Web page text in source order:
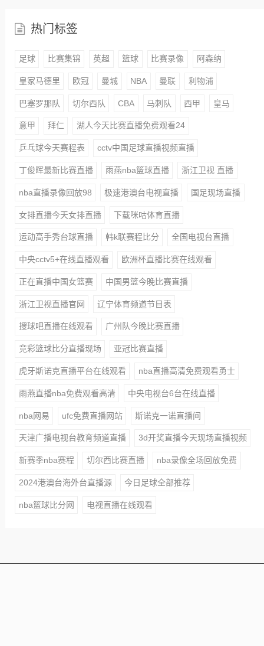
热门标签
足球 比赛集锦 英超 篮球 比赛录像 阿森纳
皇家马德里 欧冠 曼城 NBA 曼联 利物浦
巴塞罗那队 切尔西队 CBA 马刺队 西甲 皇马
意甲 拜仁 湖人今天比赛直播免费观看24
乒乓球今天赛程表 cctv中国足球直播视频直播
丁俊晖最新比赛直播 雨燕nba篮球直播 浙江卫视 直播
nba直播录像回放98 极速港澳台电视直播 国足现场直播
女排直播今天女排直播 下载咪咕体育直播
运动高手秀台球直播 韩k联赛程比分 全国电视台直播
中央cctv5+在线直播观看 欧洲杯直播比赛在线观看
正在直播中国女篮赛 中国男篮今晚比赛直播
浙江卫视直播官网 辽宁体育频道节目表
搜球吧直播在线观看 广州队今晚比赛直播
竞彩篮球比分直播现场 亚冠比赛直播
虎牙斯诺克直播平台在线观看 nba直播高清免费观看勇士
雨燕直播nba免费观看高清 中央电视台6台在线直播
nba网易 ufc免费直播网站 斯诺克一诺直播间
天津广播电视台教育频道直播 3d开奖直播今天现场直播视频
新赛季nba赛程 切尔西比赛直播 nba录像全场回放免费
2024港澳台海外台直播源 今日足球全部推荐
nba篮球比分网 电视直播在线观看